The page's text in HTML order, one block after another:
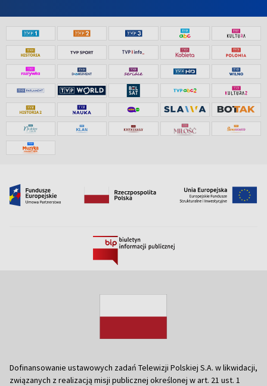
Dofinansowanie ustawowych zadań Telewizji Polskiej S.A. w likwidacji,
związanych z realizacją misji publicznej określonej w art. 21 ust. 1